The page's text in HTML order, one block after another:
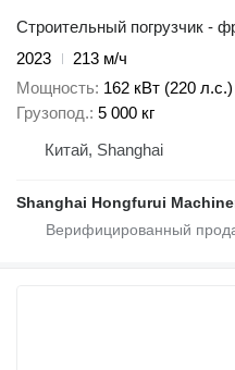
Строительный погрузчик -
2023
213 м/ч
Мощность 162 кВт (220 л.с.)
Грузопод. 5 000 кг
Китай, Shanghai
Shanghai Hongfurui